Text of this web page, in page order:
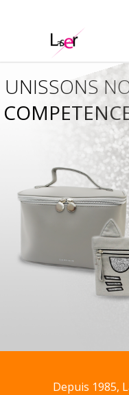
UNISSONS
Depuis 1985,